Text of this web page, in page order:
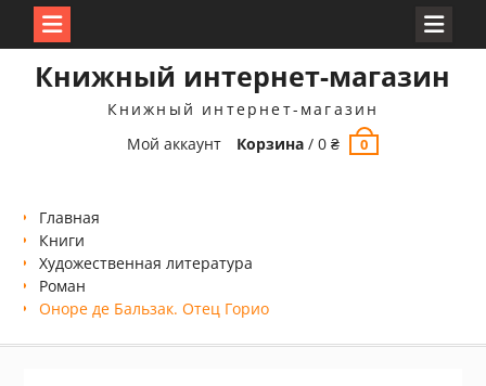
Книжный интернет-магазин
Книжный интернет-магазин
Мой аккаунт
Корзина /0₴ 0
Главная
Книги
Xудожественная литература
Роман
Оноре де Бальзак. Отец Горио